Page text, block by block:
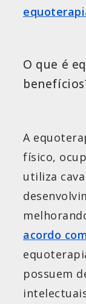
O que é
A
físico,
utiliza
acordo
possuem